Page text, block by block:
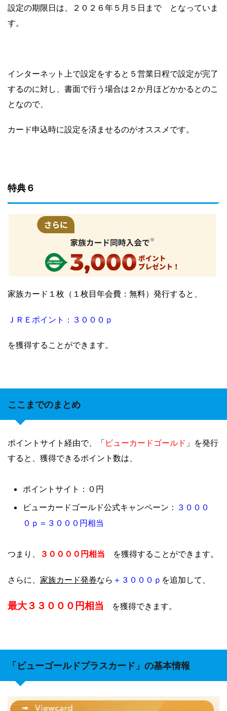
設定の期限日は、２０２６年５ 月５日まで となっていま
す。
インターネット上で設定をすると５営業日程で設定が完了
するのに対し、書面で行う場合は２か月ほどかかるとのこ
となので、
カード申込時に設定を済ませるのがオススメです。
特典６
家族カード１枚（１枚目年会費：無料）発行すると、
ＪＲＥポイント：３０００ｐ
を獲得することができます。
ここまでのまとめ
ポイントサイト経由で、「 ビューカードゴールド 」を発行
すると、獲得できるポイント数は、
ポイントサイト：０円
ビューカードゴールド公式キャンペーン： ３０００
０ｐ＝３０００円相当
つまり、 ３００００円相当 を獲得することができます。
さらに、 家族カード発券なら ＋ ３０００ｐ を追加して、
最大３３０００円相当 を獲得できます。
「ビューゴールドプラスカード」の基本情報